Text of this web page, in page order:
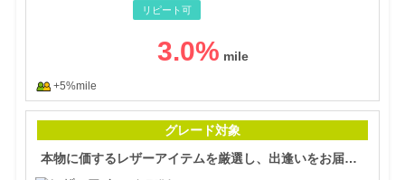
リピート可
3.0%
+5%mile
グレード対象
本物に価するレザーアイテムを厳選し、出逢いをお届けするセレクトショップ